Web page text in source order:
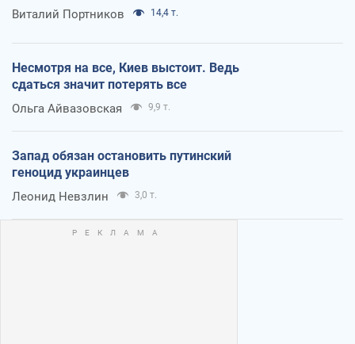
Виталий Портников 14,4 т.
Несмотря на все, Киев выстоит. Ведь
сдаться значит потерять все
Ольга Айвазовская 9,9 т.
Запад обязан остановить путинский
геноцид украинцев
Леонид Невзлин 3,0 т.